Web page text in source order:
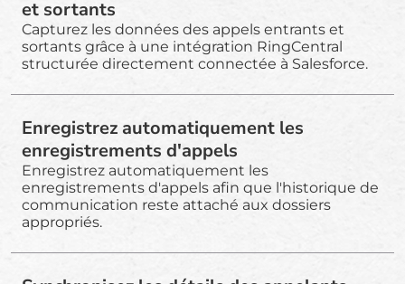
et sortants
Capturez les données des appels entrants et
sortants grâce à une intégration RingCentral
structurée directement connectée à Salesforce.
Enregistrez automatiquement les
enregistrements d'appels
Enregistrez automatiquement les
enregistrements d'appels afin que l'historique de
communication reste attaché aux dossiers
appropriés.